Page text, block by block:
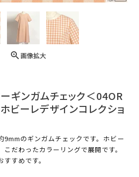
画像拡大
ギンガムチェック＜04OR
ビーレデザインコレクショ
9mmのギンガムチェックです。ホビー
だわったカラーリングで展開です。
すめです。